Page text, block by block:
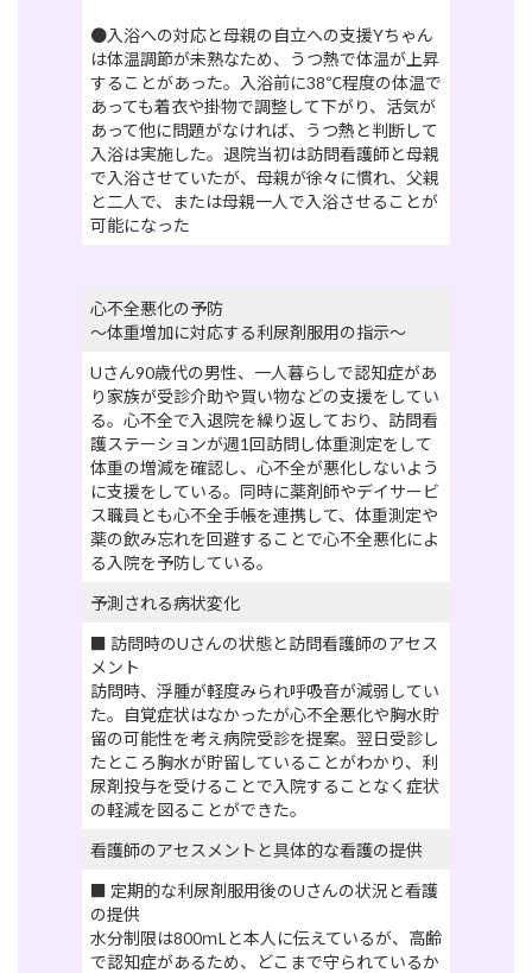
●入浴への対応と母親の自立への支援Yちゃん
は体温調節が未熟なため、うつ熱で体温が上昇
することがあった。入浴前に38℃程度の体温で
あっても着衣や掛物で調整して下がり、活気が
あって他に問題がなければ、うつ熱と判断して
入浴は実施した。退院当初は訪問看護師と母親
で入浴させていたが、母親が徐々に慣れ、父親
と二人で、または母親一人で入浴させることが
可能になった
心不全悪化の予防
～体重増加に対応する利尿剤服用の指示～
Uさん90歳代の男性、一人暮らしで認知症があ
り家族が受診介助や買い物などの支援をしてい
る。心不全で入退院を繰り返しており、訪問看
護ステーションが週1回訪問し体重測定をして
体重の増減を確認し、心不全が悪化しないよう
に支援をしている。同時に薬剤師やデイサービ
ス職員とも心不全手帳を連携して、体重測定や
薬の飲み忘れを回避することで心不全悪化によ
る入院を予防している。
予測される病状変化
■ 訪問時のUさんの状態と訪問看護師のアセス
メント
訪問時、浮腫が軽度みられ呼吸音が減弱してい
た。自覚症状はなかったが心不全悪化や胸水貯
留の可能性を考え病院受診を提案。翌日受診し
たところ胸水が貯留していることがわかり、利
尿剤投与を受けることで入院することなく症状
の軽減を図ることができた。
看護師のアセスメントと具体的な看護の提供
■ 定期的な利尿剤服用後のUさんの状況と看護
の提供
水分制限は800ｍLと本人に伝えているが、高齢
で認知症があるため、どこまで守られているか